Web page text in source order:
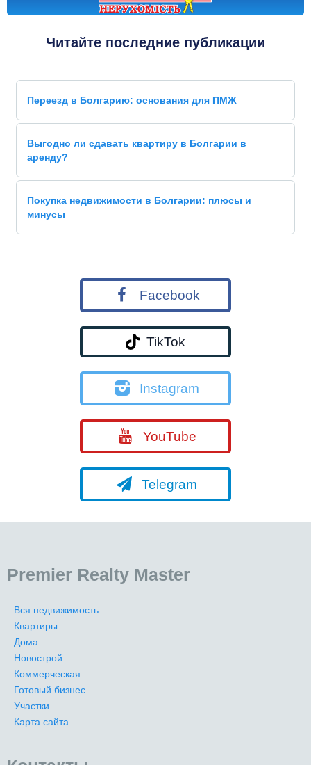
Читайте последние публикации
Переезд в Болгарию: основания для ПМЖ
Выгодно ли сдавать квартиру в Болгарии в
аренду?
Покупка недвижимости в Болгарии: плюсы и
минусы
Facebook
TikTok
Instagram
YouTube
Telegram
Premier Realty Master
Вся недвижимость
Квартиры
Дома
Новострой
Коммерческая
Готовый бизнес
Участки
Карта сайта